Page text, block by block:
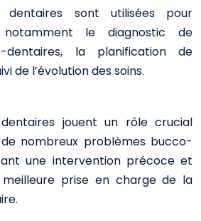
dentaires sont utilisées pour
notamment le diagnostic de
dentaires, la planification de
de l’évolution des soins.
jouent un rôle crucial
nombreux problèmes bucco-
une intervention précoce et
prise en charge de la